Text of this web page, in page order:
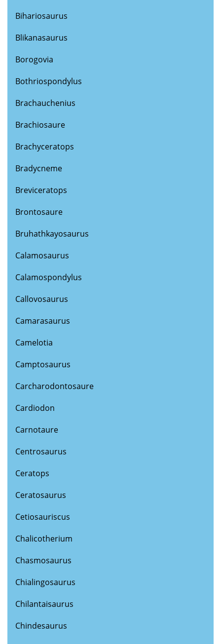
Bihariosaurus
Blikanasaurus
Borogovia
Bothriospondylus
Brachauchenius
Brachiosaure
Brachyceratops
Bradycneme
Breviceratops
Brontosaure
Bruhathkayosaurus
Calamosaurus
Calamospondylus
Callovosaurus
Camarasaurus
Camelotia
Camptosaurus
Carcharodontosaure
Cardiodon
Carnotaure
Centrosaurus
Ceratops
Ceratosaurus
Cetiosauriscus
Chalicotherium
Chasmosaurus
Chialingosaurus
Chilantaisaurus
Chindesaurus